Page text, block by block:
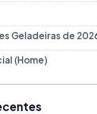
Geladeiras de
(Home)